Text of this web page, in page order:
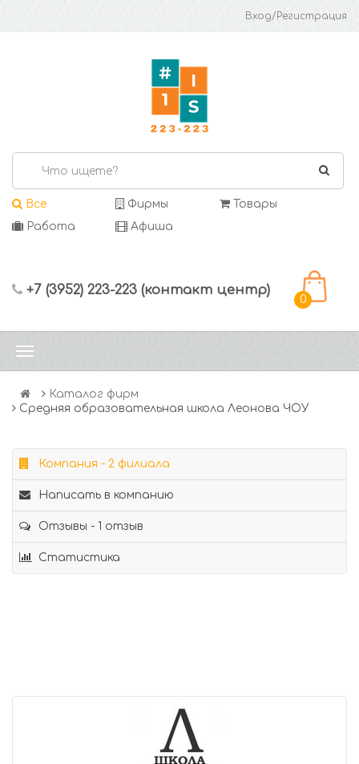
Вход/Регистрация
Все Фирмы
Товары
Работа
Афиша
+7 (3952) 223-223 (контакт центр)
0
Каталог фирм
Средняя образовательная школа Леонова ЧОУ
Компания - 2 филиала
Написать в компанию
Отзывы - 1 отзыв
Статистика